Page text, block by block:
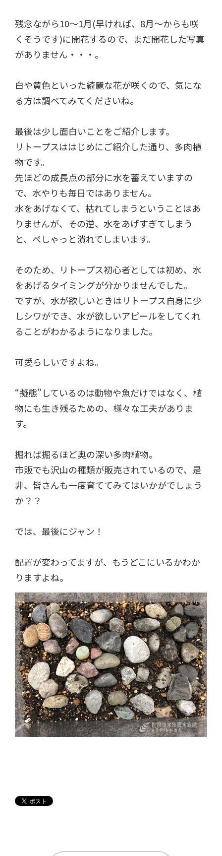
残念ながら10～1月(早ければ、8月～からも咲
くそうです)に開花するので、まだ開花した写真
がありません・・・。
白や黄色といった綺麗な花が咲くので、気にな
る方は調べてみてくださいね。
最後は少し面白いことをご紹介します。
リトープスははじめにご紹介した通り、多肉植
物です。
先ほどの成長点の部分に水を蓄えていますの
で、水やりも毎日ではありません。
水をあげなくて、枯れてしまうということはあ
りませんが、その逆、水をあげすぎてしまう
と、ぺしゃっと潰れてしまいます。
そのため、リトープス初心者としては初め、水
をあげるタイミングが分かりませんでした。
ですが、水が欲しいときはリトープス自身に少
しシワができ、水が欲しいアピールをしてくれ
ることがわかるようになりました。
可愛らしいですよね。
“擬態”しているのは動物や魚だけではなく、植
物にも生き残るための、様々な工夫がありま
す。
掘れば掘るほど奥の深い多肉植物。
市販でも沢山の種類が販売されているので、是
非、皆さんも一度育ててみてはいかがでしょう
か？？
では、最後にジャン！
配置が変わってますが、もうどこにいるかわか
りますよね。